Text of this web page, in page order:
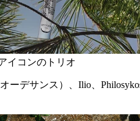
イコンのトリオ
オーデサンス）、Ilio、